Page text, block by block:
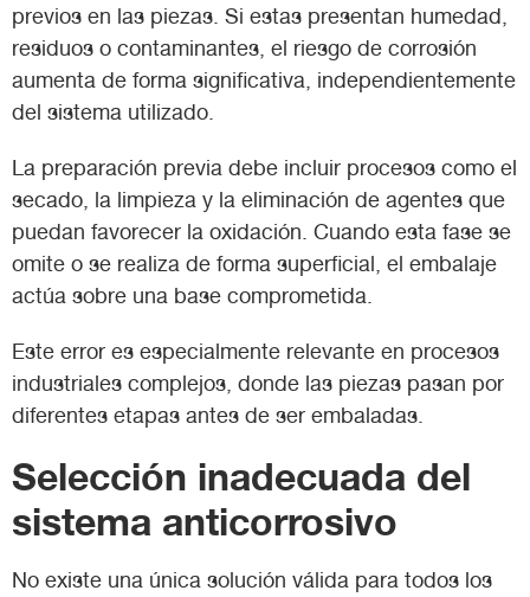
previos en las piezas. Si estas presentan humedad,
residuos o contaminantes, el riesgo de corrosión
aumenta de forma significativa, independientemente
del sistema utilizado.
La preparación previa debe incluir procesos como el
secado, la limpieza y la eliminación de agentes que
puedan favorecer la oxidación. Cuando esta fase se
omite o se realiza de forma superficial, el embalaje
actúa sobre una base comprometida.
Este error es especialmente relevante en procesos
industriales complejos, donde las piezas pasan por
diferentes etapas antes de ser embaladas.
Selección inadecuada del
sistema anticorrosivo
No existe una única solución válida para todos los